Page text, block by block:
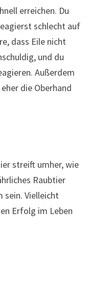
erreichen. Du
schlecht auf
dass Eile nicht
und du
Außerdem
die Oberhand
streift umher, wie
Raubtier
sein. Vielleicht
Erfolg im Leben